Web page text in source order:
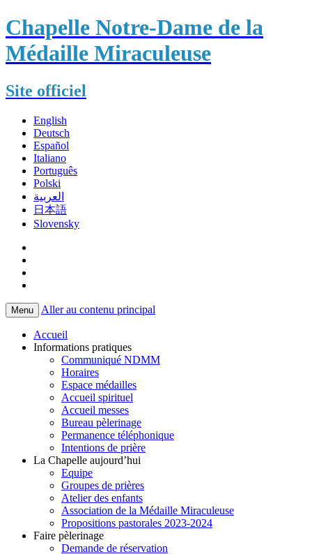
Chapelle Notre-Dame de la
Médaille Miraculeuse
Site officiel
English
Deutsch
Español
Italiano
Português
Polski
العربية
日本語
Slovensky
Menu Aller au contenu principal
Accueil
Informations pratiques
Communiqué NDMM
Horaires
Espace médailles
Accueil spirituel
Accueil messes
Bureau pèlerinage
Permanence téléphonique
Intentions de prière
La Chapelle aujourd’hui
Equipe
Groupes de prières
Atelier des enfants
Association de la Médaille Miraculeuse
Propositions pastorales 2023-2024
Faire pèlerinage
Demande de réservation